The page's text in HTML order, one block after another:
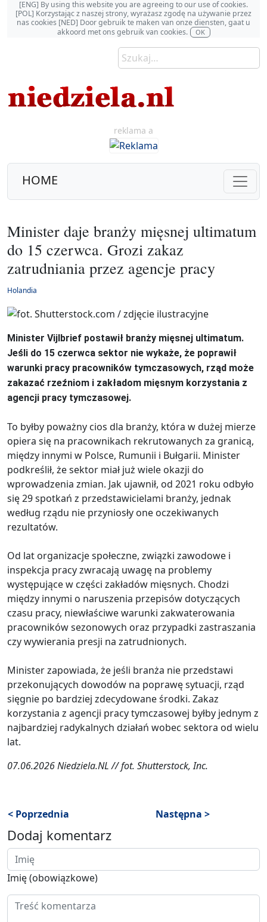
[ENG] By using this website you are agreeing to our use of cookies.
[POL] Korzystając z naszej strony, wyrażasz zgodę na używanie przez
nas cookies [NED] Door gebruik te maken van onze diensten, gaat u
akkoord met ons gebruik van cookies.
OK
reklama a
HOME
Minister daje branży mięsnej ultimatum
do 15 czerwca. Grozi zakaz
zatrudniania przez agencje pracy
Holandia
Minister Vijlbrief postawił branży mięsnej ultimatum.
Jeśli do 15 czerwca sektor nie wykaże, że poprawił
warunki pracy pracowników tymczasowych, rząd może
zakazać rzeźniom i zakładom mięsnym korzystania z
agencji pracy tymczasowej.
To byłby poważny cios dla branży, która w dużej mierze
opiera się na pracownikach rekrutowanych za granicą,
między innymi w Polsce, Rumunii i Bułgarii. Minister
podkreślił, że sektor miał już wiele okazji do
wprowadzenia zmian. Jak ujawnił, od 2021 roku odbyło
się 29 spotkań z przedstawicielami branży, jednak
według rządu nie przyniosły one oczekiwanych
rezultatów.
Od lat organizacje społeczne, związki zawodowe i
inspekcja pracy zwracają uwagę na problemy
występujące w części zakładów mięsnych. Chodzi
między innymi o naruszenia przepisów dotyczących
czasu pracy, niewłaściwe warunki zakwaterowania
pracowników sezonowych oraz przypadki zastraszania
czy wywierania presji na zatrudnionych.
Minister zapowiada, że jeśli branża nie przedstawi
przekonujących dowodów na poprawę sytuacji, rząd
sięgnie po bardziej zdecydowane środki. Zakaz
korzystania z agencji pracy tymczasowej byłby jednym z
najbardziej radykalnych działań wobec sektora od wielu
lat.
07.06.2026 Niedziela.NL // fot. Shutterstock, Inc.
< Poprzednia Następna >
Dodaj komentarz
Imię (obowiązkowe)